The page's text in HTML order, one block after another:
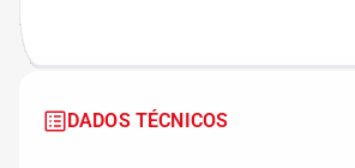
DADOS TÉCNICOS